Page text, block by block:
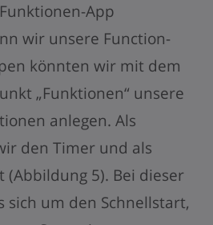
App
wir unsere Function-
könnten wir mit dem
„Funktionen“ unsere
anlegen. Als
den Timer und als
(Abbildung 5). Bei dieser
sich um den Schnellstart,